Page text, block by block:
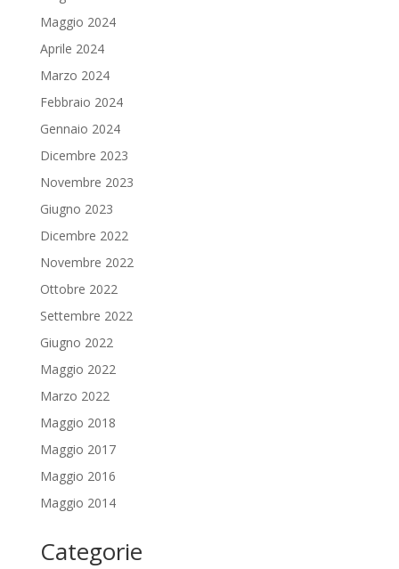
Maggio 2024
Aprile 2024
Marzo 2024
Febbraio 2024
Gennaio 2024
Dicembre 2023
Novembre 2023
Giugno 2023
Dicembre 2022
Novembre 2022
Ottobre 2022
Settembre 2022
Giugno 2022
Maggio 2022
Marzo 2022
Maggio 2018
Maggio 2017
Maggio 2016
Maggio 2014
Categorie